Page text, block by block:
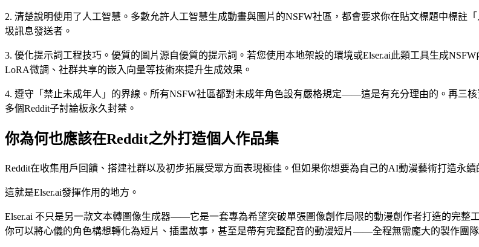
2. 清楚說明使用了人工智慧。多數允許人工智慧生成動畫與圖片的NSFW社區，都會要求你在貼文標題中標註
圾訊息發送者。
3. 優化提示詞工程技巧。優質的圖片源自優質的提示詞。若您使用本地架設的環境或Elser.ai此類工具生成
LoRA微調、社群共享的嵌入向量等技術來提升生成效果。
4. 遵守「禁止未成年人」的界線。所有NSFW社區都對未成年角色設有嚴格規定——這是有充分理由的。再三
多個Reddit子討論板永久封禁。
你為何也應該在Reddit之外打造個人作品集
Reddit在收集用戶回饋、搭建社群以及初步拓展受眾方面表現極佳。但如果你想要為自己的AI動漫藝術打造永
這就是Elser.ai發揮作用的地方。
Elser.ai 不只是另一款文本轉圖像生成器——它是一套專為希望突破單張圖像創作局限的動漫創作者打造的完整
你可以將心儀的角色構想轉化為短片、插畫故事，甚至是帶有完整配音的動漫短片——全程無需龐大的製作團隊